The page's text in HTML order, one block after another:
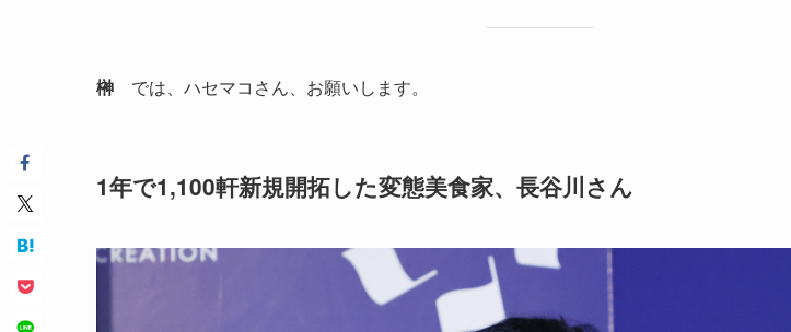
榊 では、ハセマコさん、お願いします。
1年で1,100軒新規開拓した変態美食家、長谷川さん